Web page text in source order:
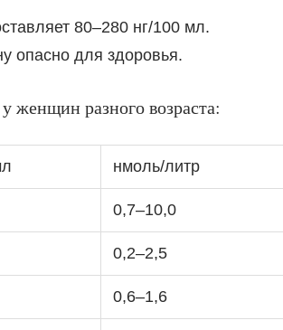
80–280 нг/100 мл.
опасно для здоровья.
женщин разного возраста:
нмоль/литр
0,7–10,0
0,2–2,5
0,6–1,6